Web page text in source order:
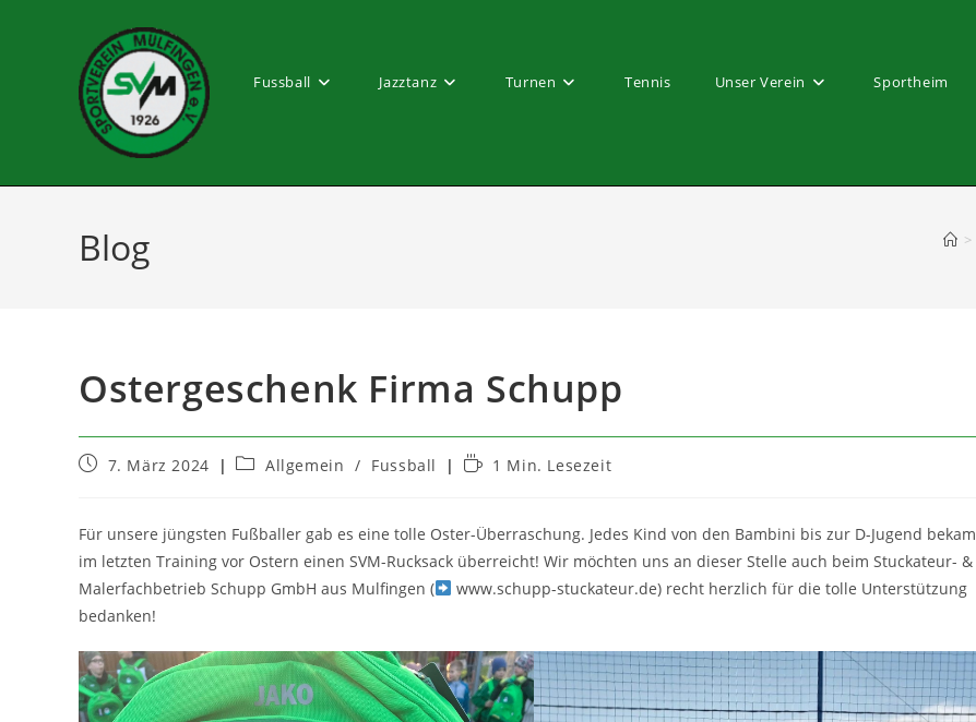
Fussball Jazztanz Turnen Tennis Unser Verein Sportheim
Blog >
Ostergeschenk Firma Schupp
Beitrag7. März 2024
Beitrags-
Allgemein / Fussball Lesedauer:
1 Min. Lesezeit
Für unsere jüngsten Fußballer gab es eine tolle Oster-Überraschung. Jedes Kind von den Bambini bis zur D-Jugend bekam
im letzten Training vor Ostern einen SVM-Rucksack überreicht! Wir möchten uns an dieser Stelle auch beim Stuckateur- &
Malerfachbetrieb Schupp GmbH aus Mulfingen (
www.schupp-stuckateur.de) recht herzlich für die tolle Unterstützung
bedanken!